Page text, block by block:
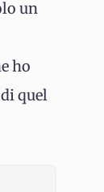
un
ho
quel